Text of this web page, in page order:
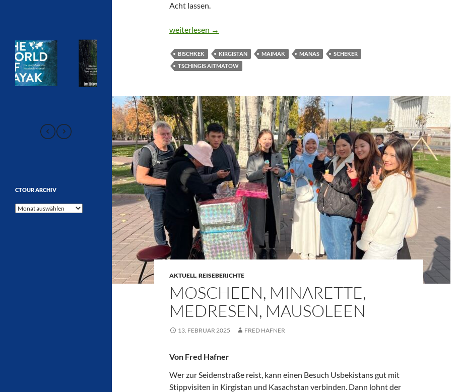
Acht lassen.
KIRGISTAN – AUF DEN SPUREN VON TSCHINGIS AITMATOW
weiterlesen →
BISCHKEK KIRGISTAN MAIMAK MANAS
SCHEKER
TSCHINGIS AITMATOW
AKTUELL,REISEBERICHTE
MOSCHEEN, MINARETTE,
MEDRESEN, MAUSOLEEN
13. FEBRUAR 2025 FRED HAFNER
Von Fred Hafner
Wer zur Seidenstraße reist, kann einen Besuch Usbekistans gut mit
Stippvisiten in Kirgistan und Kasachstan verbinden. Dann lohnt der
CTOUR ARCHIV
CTOUR